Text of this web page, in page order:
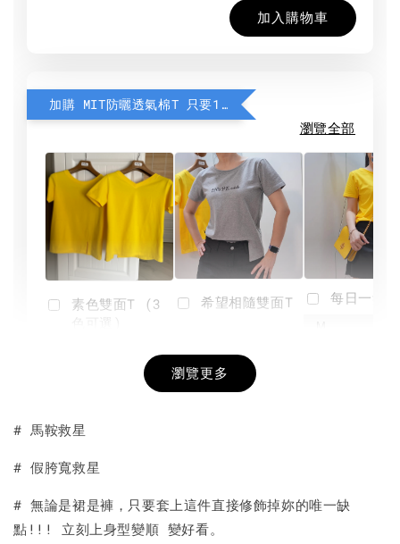
加入購物車
加購 MIT防曬透氣棉T 只要190元
瀏覽全部
素色雙面T (3
+
希望相隨雙面T
NT$ 190
-
每日一笑
瀏覽更多
# 馬鞍救星
# 假胯寬救星
# 無論是裙是褲，只要套上這件直接修飾掉妳的唯一缺
點!!! 立刻上身型變順 變好看。